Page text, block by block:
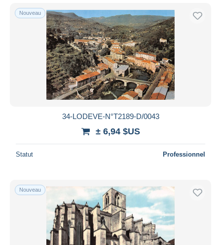
Nouveau
34-LODEVE-N°T2189-D/0043
± 6,94 $US
Statut Professionnel
Nouveau